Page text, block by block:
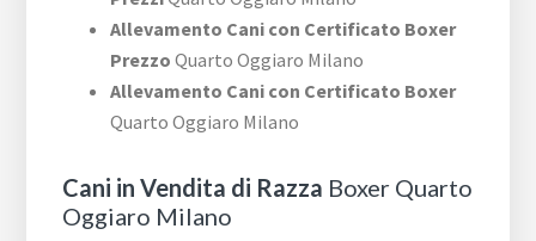
Allevamento Cani con Certificato Boxer
Prezzo Quarto Oggiaro Milano
Allevamento Cani con Certificato Boxer
Quarto Oggiaro Milano
Cani in Vendita di Razza Boxer Quarto
Oggiaro Milano